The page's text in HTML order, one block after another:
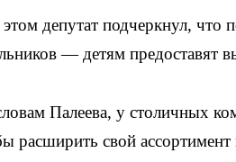
депутат подчеркнул, что
— детям предоставят
Палеева, у столичных
расширить свой